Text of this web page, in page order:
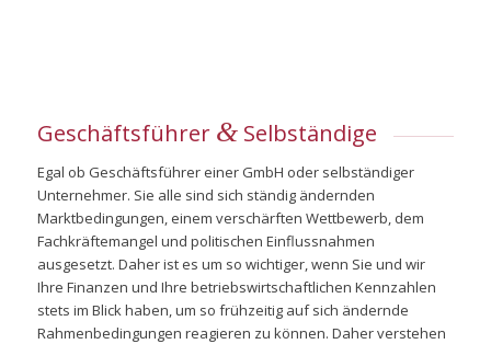
Geschäftsführer &Selbständige
Egal ob Geschäftsführer einer GmbH oder selbständiger
Unternehmer. Sie alle sind sich ständig ändernden
Marktbedingungen, einem verschärften Wettbewerb, dem
Fachkräftemangel und politischen Einflussnahmen
ausgesetzt. Daher ist es um so wichtiger, wenn Sie und wir
Ihre Finanzen und Ihre betriebswirtschaftlichen Kennzahlen
stets im Blick haben, um so frühzeitig auf sich ändernde
Rahmenbedingungen reagieren zu können. Daher verstehen